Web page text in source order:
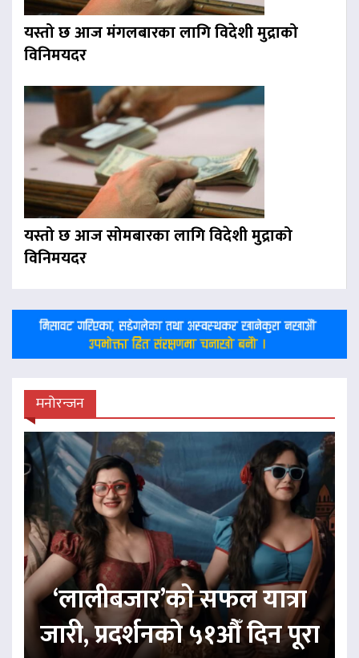
यस्तो छ आज मंगलबारका लागि विदेशी मुद्राको
विनिमयदर
यस्तो छ आज सोमबारका लागि विदेशी मुद्राको
विनिमयदर
मनोरन्जन
‘लालीबजार’को सफल यात्रा
जारी, प्रदर्शनको ५१औँ दिन पूरा